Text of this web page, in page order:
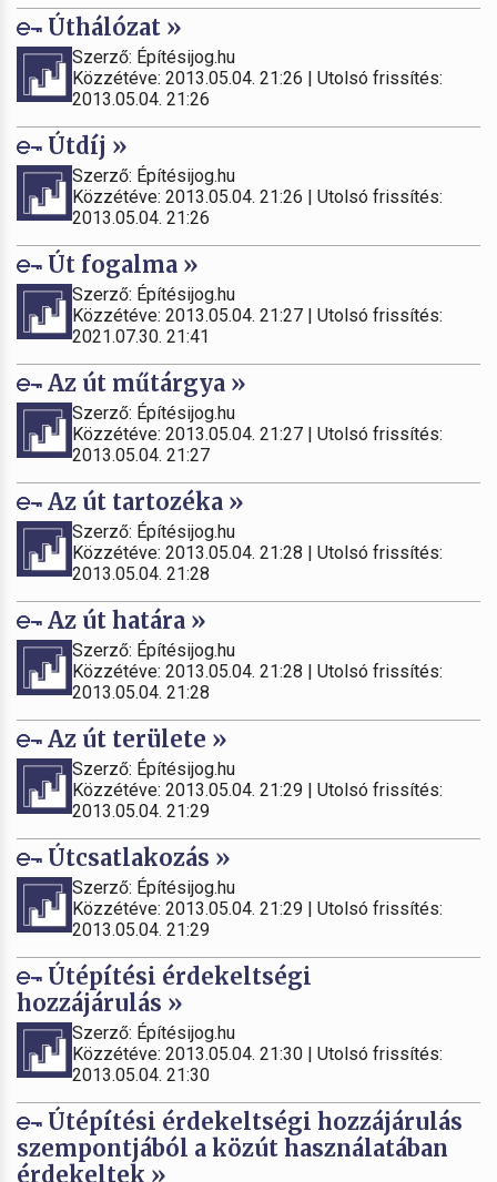
Úthálózat »
Szerző: Építésijog.hu
Közzétéve: 2013.05.04. 21:26 | Utolsó frissítés:
2013.05.04. 21:26
Útdíj »
Szerző: Építésijog.hu
Közzétéve: 2013.05.04. 21:26 | Utolsó frissítés:
2013.05.04. 21:26
Út fogalma »
Szerző: Építésijog.hu
Közzétéve: 2013.05.04. 21:27 | Utolsó frissítés:
2021.07.30. 21:41
Az út műtárgya »
Szerző: Építésijog.hu
Közzétéve: 2013.05.04. 21:27 | Utolsó frissítés:
2013.05.04. 21:27
Az út tartozéka »
Szerző: Építésijog.hu
Közzétéve: 2013.05.04. 21:28 | Utolsó frissítés:
2013.05.04. 21:28
Az út határa »
Szerző: Építésijog.hu
Közzétéve: 2013.05.04. 21:28 | Utolsó frissítés:
2013.05.04. 21:28
Az út területe »
Szerző: Építésijog.hu
Közzétéve: 2013.05.04. 21:29 | Utolsó frissítés:
2013.05.04. 21:29
Útcsatlakozás »
Szerző: Építésijog.hu
Közzétéve: 2013.05.04. 21:29 | Utolsó frissítés:
2013.05.04. 21:29
Útépítési érdekeltségi
hozzájárulás »
Szerző: Építésijog.hu
Közzétéve: 2013.05.04. 21:30 | Utolsó frissítés:
2013.05.04. 21:30
Útépítési érdekeltségi hozzájárulás
szempontjából a közút használatában
érdekeltek »